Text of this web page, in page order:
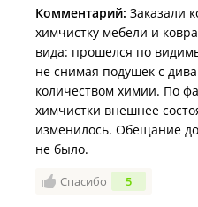
Комментарий: Заказали
химчистку мебели и
вида: прошелся по
не снимая подушек с
количеством химии. По
химчистки внешнее
изменилось. Обещание
не было.
Спасибо 5